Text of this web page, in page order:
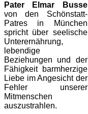
Pater Elmar Busse
von den Schönstatt-
Patres in München
spricht über seelische
Unterernährung,
lebendige
Beziehungen und der
Fähigkeit barmherzige
Liebe im Angesicht der
Fehler unserer
Mitmenschen
auszustrahlen.